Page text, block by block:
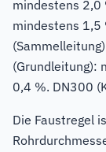
mindestens 2,0
mindestens 1,5
(Grundleitung):
0,4 %. DN300
Die Faustregel